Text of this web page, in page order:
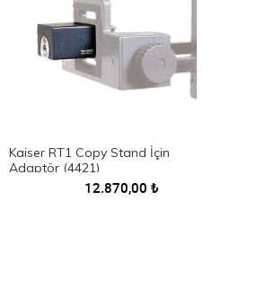
Kaiser RT1 Copy Stand İçin
Adaptör (4421)
12.870,00 ₺